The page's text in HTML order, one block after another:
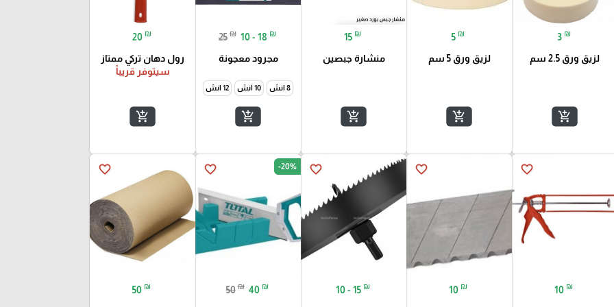
3 ₪
لزيق ورق 2.5 سم
add_shopping_cart
5 ₪
لزيق ورق 5 سم
add_shopping_cart
15 ₪
منشارة جبصين
add_shopping_cart
25 ₪ 10 - 18 ₪
مجرود معجونة
8 انش 10 انش 12 انش
add_shopping_cart
20 ₪
رول دهان تركي ممتاز
سيتوفر قريباً
add_shopping_cart
favorite_border
10 ₪
favorite_border
10 ₪
favorite_border
10 - 15 ₪
favorite_border -20%
50 ₪ 40 ₪
favorite_border
50 ₪